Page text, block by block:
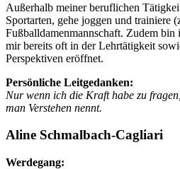
Außerhalb meiner beruflichen
Sportarten, gehe joggen und trainiere
Fußballdamenmannschaft. Zudem bin
mir bereits oft in der Lehrtätigkeit
Perspektiven eröffnet.
Persönliche Leitgedanken:
Nur wenn ich die Kraft habe zu
man Verstehen nennt.
Aline Schmalbach-Cagliari
Werdegang: